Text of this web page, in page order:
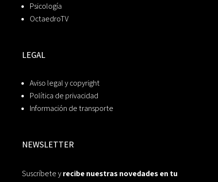
Psicología
OctaedroTV
LEGAL
Aviso legal y copyright
Política de privacidad
Información de transporte
NEWSLETTER
Suscríbete yrecibe nuestras novedades en tu